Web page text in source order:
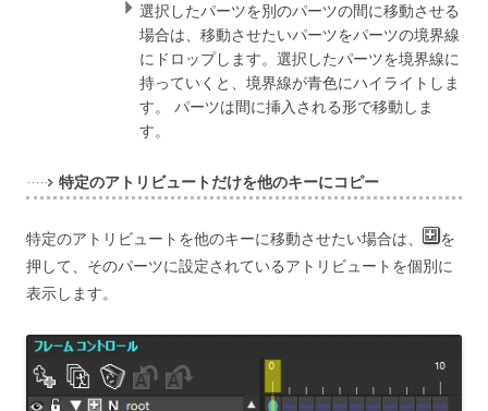
選択したパーツを別のパーツの間に移動させる
場合は、移動させたいパーツをパーツの境界線
にドロップします。選択したパーツを境界線に
持っていくと、境界線が青色にハイライトしま
す。 パーツは間に挿入される形で移動しま
す。
特定のアトリビュートだけを他のキーにコピー
特定のアトリビュートを他のキーに移動させたい場合は、
を
押して、そのパーツに設定されているアトリビュートを個別に
表示します。